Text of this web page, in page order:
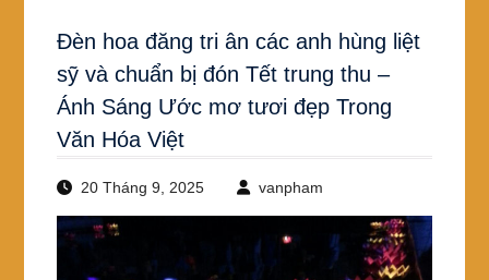
Đèn hoa đăng tri ân các anh hùng liệt
sỹ và chuẩn bị đón Tết trung thu –
Ánh Sáng Ước mơ tươi đẹp Trong
Văn Hóa Việt
20 Tháng 9, 2025 vanpham